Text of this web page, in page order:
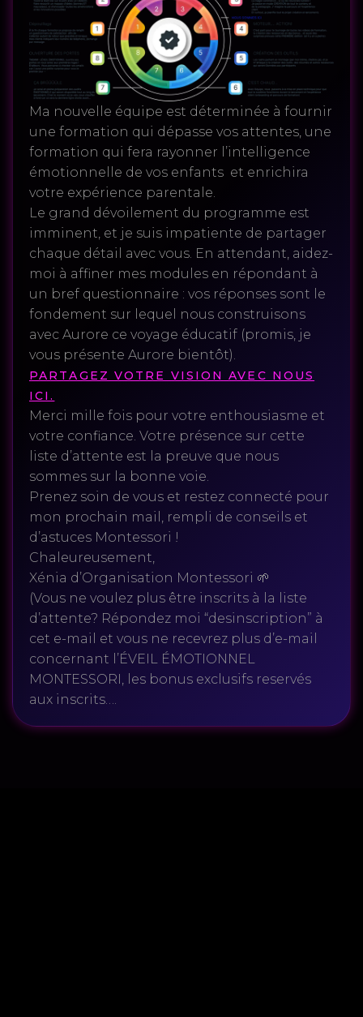
Ma nouvelle équipe est déterminée à fournir
une formation qui dépasse vos attentes, une
formation qui fera rayonner l’intelligence
émotionnelle de vos enfants et enrichira
votre expérience parentale.
Le grand dévoilement du programme est
imminent, et je suis impatiente de partager
chaque détail avec vous. En attendant, aidez-
moi à affiner mes modules en répondant à
un bref questionnaire : vos réponses sont le
fondement sur lequel nous construisons
avec Aurore ce voyage éducatif (promis, je
vous présente Aurore bientôt).
PARTAGEZ VOTRE VISION AVEC NOUS
ICI.
Merci mille fois pour votre enthousiasme et
votre confiance. Votre présence sur cette
liste d’attente est la preuve que nous
sommes sur la bonne voie.
Prenez soin de vous et restez connecté pour
mon prochain mail, rempli de conseils et
d’astuces Montessori !
Chaleureusement,
Xénia d’Organisation Montessori 🌱
(Vous ne voulez plus être inscrits à la liste
d’attente? Répondez moi “desinscription” à
cet e-mail et vous ne recevrez plus d’e-mail
concernant l’ÉVEIL ÉMOTIONNEL
MONTESSORI, les bonus exclusifs reservés
aux inscrits….